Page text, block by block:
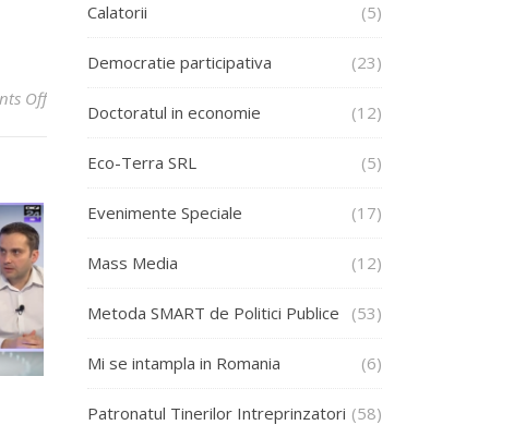
Offon Metoda SMART de Politici Publice a fost inscrisa in concursul
Calatorii (5)
Democratie participativa (23)
Doctoratul in economie (12)
Eco-Terra SRL (5)
Evenimente Speciale (17)
Mass Media (12)
Metoda SMART de Politici Publice (53)
Mi se intampla in Romania (6)
Patronatul Tinerilor Intreprinzatori (58)